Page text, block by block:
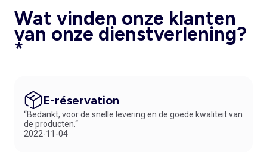
Wat vinden onze klanten
van onze dienstverlening?
*
E-réservation
“Bedankt, voor de snelle levering en de goede kwaliteit van
de producten.“
2022-11-04